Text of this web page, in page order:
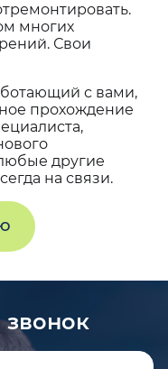
многих
Свои
с вами,
прохождение
другие
на связи.
звонок